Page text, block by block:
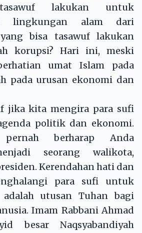
lakukan untuk
lingkungan alam dari
bisa tasawuf lakukan
korupsi? Hari ini, meski
umat Islam pada
pada urusan ekonomi dan
jika kita mengira para sufi
politik dan ekonomi.
berharap Anda
seorang walikota,
Kerendahan hati dan
para sufi untuk
utusan Tuhan bagi
Imam Rabbani Ahmad
besar Naqsyabandiyah